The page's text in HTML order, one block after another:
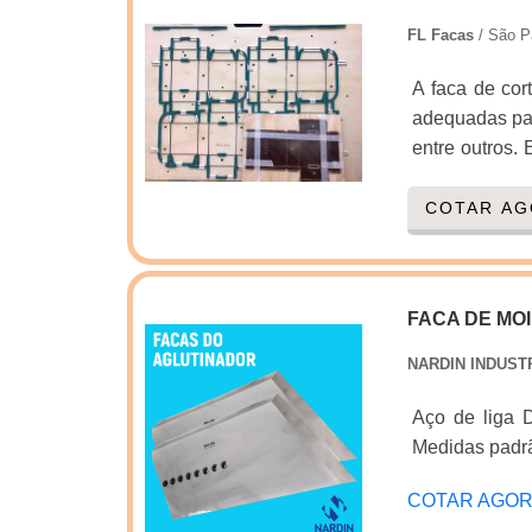
vinco. São
entende que
isso só é
destacado
FL Facas/ São
A faca de
adequadas
entre outros.
vários
material
Embalagens
COTAR
FACA DE
NARDIN
Aço de liga Dureza 58-60HRc Podendo variar a dureza conforme solicitação
Medidas
COTAR